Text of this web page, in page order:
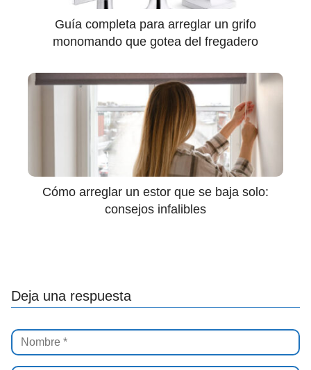
Guía completa para arreglar un grifo
monomando que gotea del fregadero
Cómo arreglar un estor que se baja solo:
consejos infalibles
Deja una respuesta